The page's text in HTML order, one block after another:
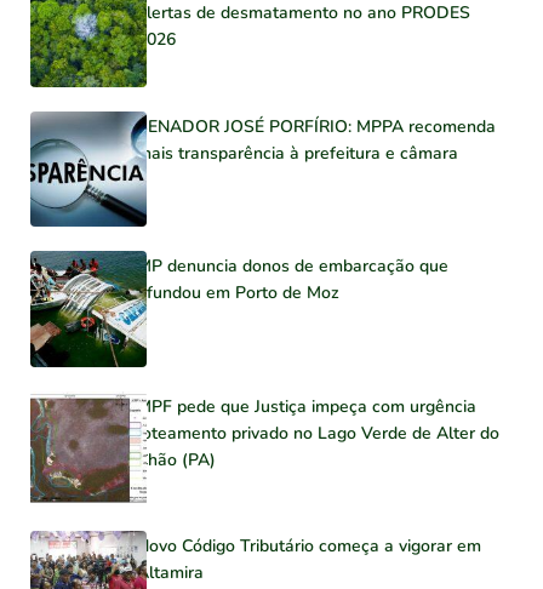
alertas de desmatamento no ano PRODES
2026
SENADOR JOSÉ PORFÍRIO: MPPA recomenda
mais transparência à prefeitura e câmara
MP denuncia donos de embarcação que
afundou em Porto de Moz
MPF pede que Justiça impeça com urgência
loteamento privado no Lago Verde de Alter do
Chão (PA)
Novo Código Tributário começa a vigorar em
Altamira